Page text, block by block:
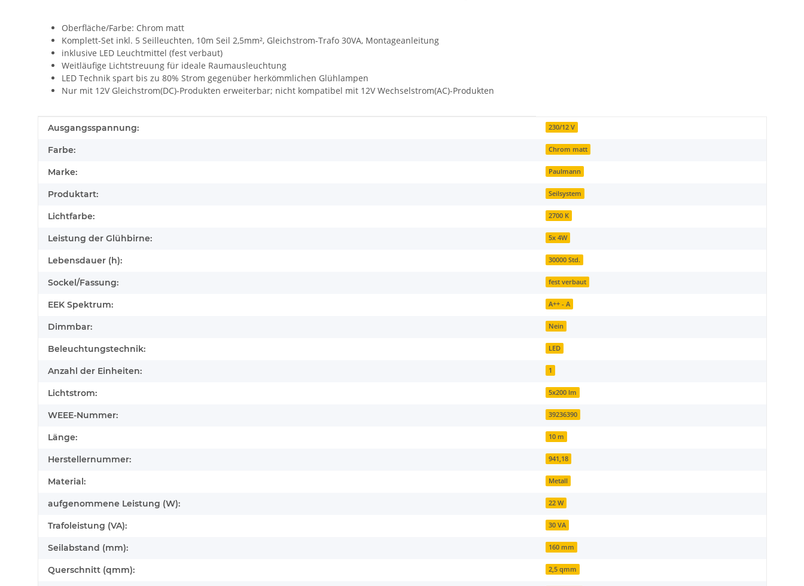
Oberfläche/Farbe: Chrom matt
Komplett-Set inkl. 5 Seilleuchten, 10m Seil 2,5mm², Gleichstrom-Trafo 30VA, Montageanleitung
inklusive LED Leuchtmittel (fest verbaut)
Weitläufige Lichtstreuung für ideale Raumausleuchtung
LED Technik spart bis zu 80% Strom gegenüber herkömmlichen Glühlampen
Nur mit 12V Gleichstrom(DC)-Produkten erweiterbar; nicht kompatibel mit 12V Wechselstrom(AC)-Produkten
Produkteigenschaft
Wert
Ausgangsspannung: 230/12 V
Farbe: Chrom matt
Marke: Paulmann
Produktart: Seilsystem
Lichtfarbe: 2700 K
Leistung der Glühbirne: 5x 4W
Lebensdauer (h): 30000 Std.
Sockel/Fassung: fest verbaut
EEK Spektrum: A++ - A
Dimmbar: Nein
Beleuchtungstechnik: LED
Anzahl der Einheiten: 1
Lichtstrom: 5x200 lm
WEEE-Nummer: 39236390
Länge: 10 m
Herstellernummer: 941,18
Material: Metall
aufgenommene Leistung (W): 22 W
Trafoleistung (VA): 30 VA
Seilabstand (mm): 160 mm
Querschnitt (qmm): 2,5 qmm